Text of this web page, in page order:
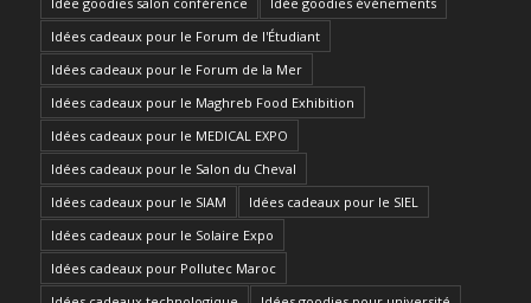
Idées cadeaux pour le Forum de l'Étudiant
Idées cadeaux pour le Forum de la Mer
Idées cadeaux pour le Maghreb Food Exhibition
Idées cadeaux pour le MEDICAL EXPO
Idées cadeaux pour le Salon du Cheval
Idées cadeaux pour le SIAM
Idées cadeaux pour le SIEL
Idées cadeaux pour le Solaire Expo
Idées cadeaux pour Pollutec Maroc